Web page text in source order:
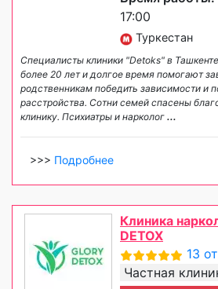
17:00
Туркестан
Специалисты клиники "Detoks" в
более 20 лет и долгое время помогают
родственникам победить зависимости и
расстройства. Сотни семей спасены
клинику. Психиатры и нарколог ...
>>> Подробнее
Клиника
DETOX
13
Частная